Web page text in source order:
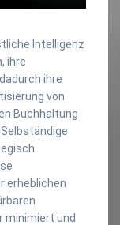
Intelligenz
ihre
ihre
von
Buchhaltung
erheblichen
minimiert und